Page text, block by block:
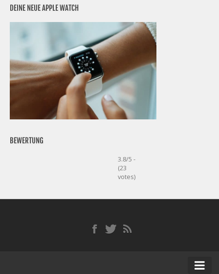
DEINE NEUE APPLE WATCH
BEWERTUNG
3.8/5 -
(23
votes)